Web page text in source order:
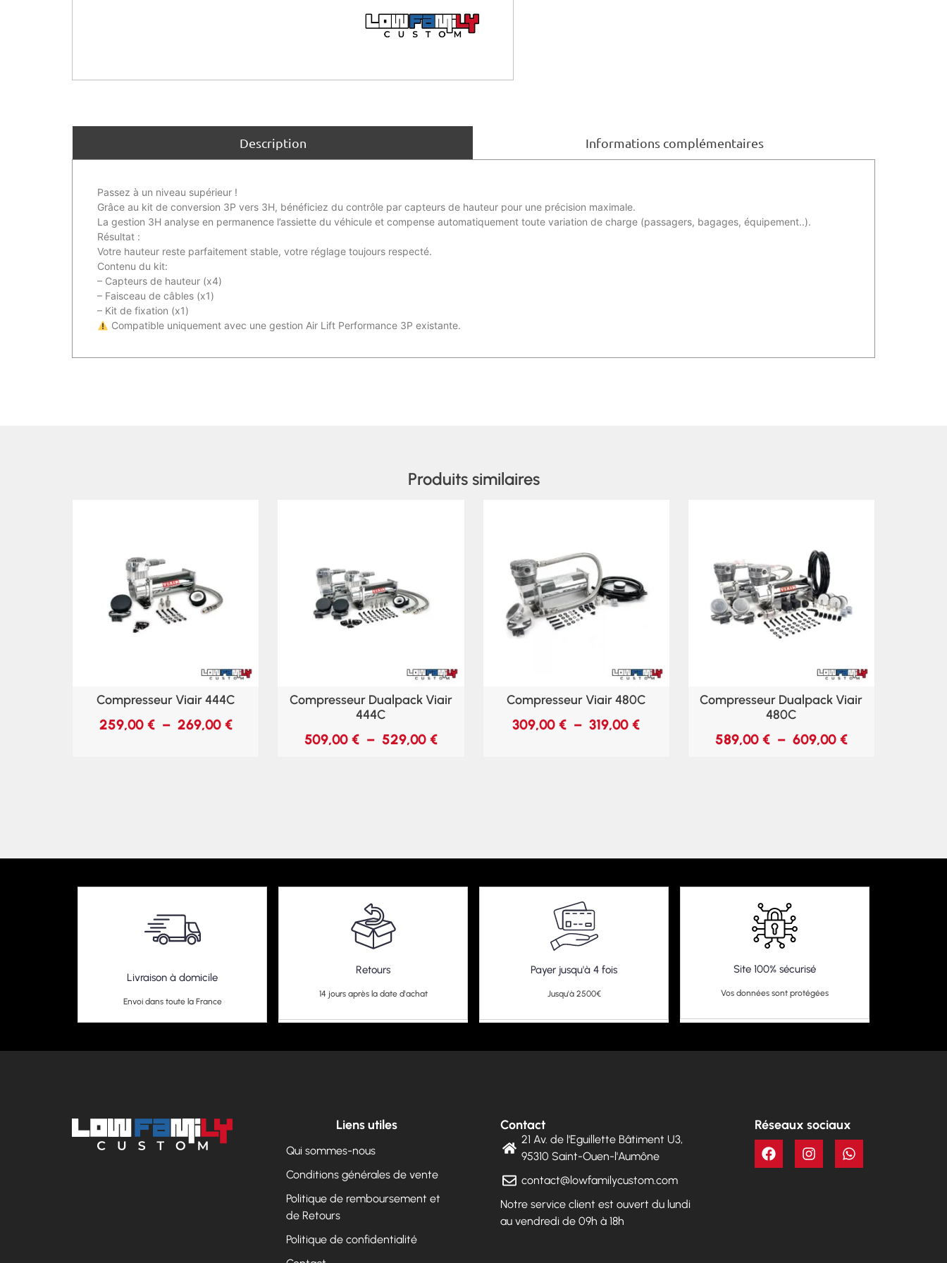
Description Informations complémentaires
Passez à un niveau supérieur !
Grâce au kit de conversion 3P vers 3H, bénéficiez du contrôle par capteurs de hauteur pour une précision maximale.
La gestion 3H analyse en permanence l’assiette du véhicule et compense automatiquement toute variation de charge (passagers, bagages, équipement..).
Résultat :
Votre hauteur reste parfaitement stable, votre réglage toujours respecté.
Contenu du kit:
– Capteurs de hauteur (x4)
– Faisceau de câbles (x1)
– Kit de fixation (x1)
Compatible uniquement avec une gestion Air Lift Performance 3P existante.
Produits similaires
Compresseur Viair 444C
259,00 € – 269,00 €
Compresseur Dualpack Viair
444C
509,00 € – 529,00 €
Compresseur Viair 480C
309,00€ – 319,00€
Compresseur Dualpack Viair
480C
589,00 € – 609,00 €
Livraison à domicile
Envoi dans toute la France
Retours
14 jours après la date d'achat
Payer jusqu'à 4 fois
Jusqu'à 2500€
Site 100% sécurisé
Vos données sont protégées
Liens utiles
Qui sommes-nous
Conditions générales de vente
Politique de remboursement et
de Retours
Politique de confidentialité
Contact
21 Av. de l'Eguillette Bâtiment U3,
95310 Saint-Ouen-l'Aumône
contact@lowfamilycustom.com
Notre service client est ouvert du lundi
au vendredi de 09h à 18h
Réseaux sociaux